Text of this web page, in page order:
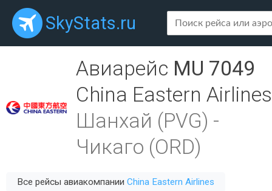
SkyStats.ru
Авиарейс MU 7049
China Eastern Airlines
Шанхай (PVG) -
Чикаго (ORD)
Все рейсы авиакомпании China Eastern Airlines